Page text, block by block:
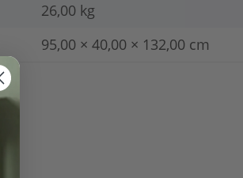
26,00 kg
95,00 × 40,00 × 132,00 cm